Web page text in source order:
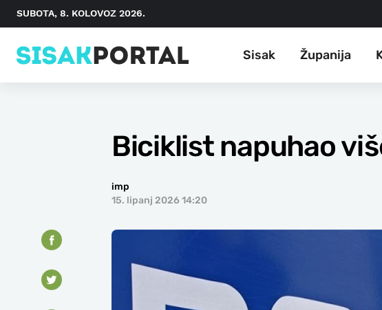
SUBOTA, 8. KOLOVOZ 2026.
Sisak Županija
Biciklist napuhao
imp
15. lipanj 2026 14:20